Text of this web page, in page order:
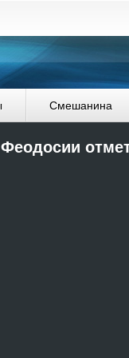
Смешанина